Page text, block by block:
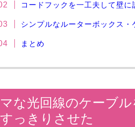
コードフックを一工夫して壁に
シンプルなルーターボックス・
まとめ
な光回線のケーブ
っきりさせた